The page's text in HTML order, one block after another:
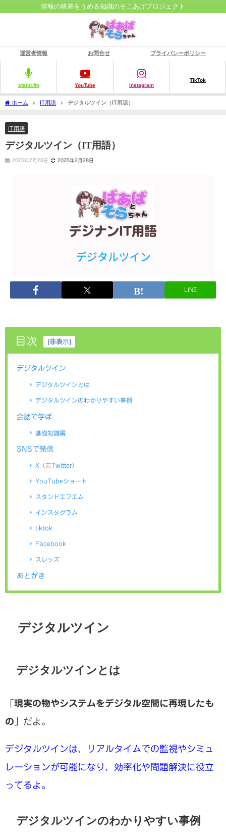
情報の格差をうめる知識のそこあげプロジェクト
運営者情報 お問合せ プライバシーポリシー
stand.fm YouTube Instagram
TikTok
ホーム IT用語 デジタルツイン（IT用語）
IT用語
デジタルツイン（IT用語）
2025年2月28日 2025年2月28日
LINE
目次 [非表示]
デジタルツイン
デジタルツインとは
デジタルツインのわかりやすい事例
会話で学ぼ
基礎知識編
SNSで発信
X（元Twitter）
YouTubeショート
スタンドエフエム
インスタグラム
tiktok
Facebook
スレッズ
あとがき
デジタルツイン
デジタルツインとは
「 現実の物やシステムをデジタル空間に再現したも
の 」だよ。
デジタルツインは、リアルタイムでの監視やシミュ
レーションが可能になり、効率化や問題解決に役立
ってるよ。
デジタルツインのわかりやすい事例